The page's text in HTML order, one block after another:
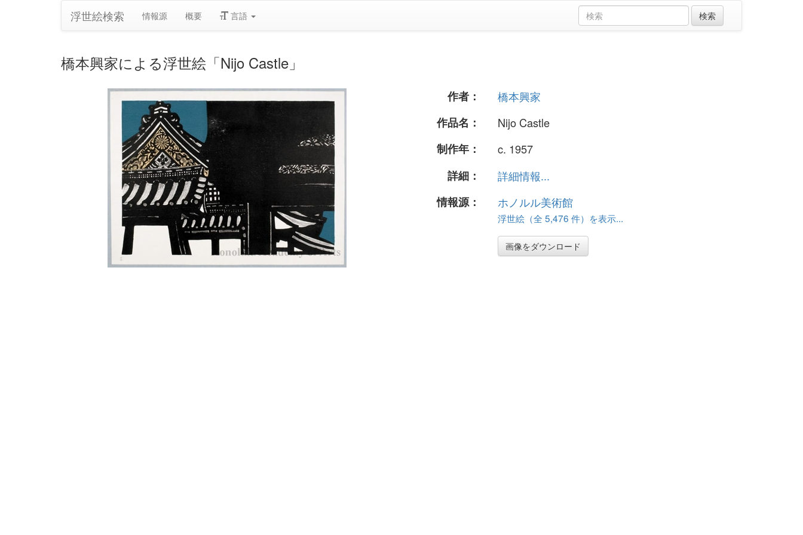
浮世絵検索 情報源 概要 言語
橋本興家による浮世絵「Nijo Castle」
作者：
橋本興家
作品名：
Nijo Castle
制作年：
c. 1957
詳細：
詳細情報...
情報源：
ホノルル美術館
浮世絵（全 5,476 件）を表示...
画像をダウンロード